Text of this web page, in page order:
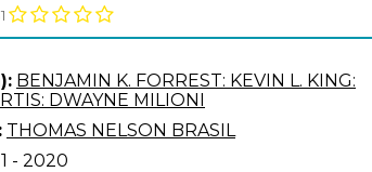
BENJAMIN K. FORREST: KEVIN L. KING:
DWAYNE MILIONI
THOMAS NELSON BRASIL
1 - 2020